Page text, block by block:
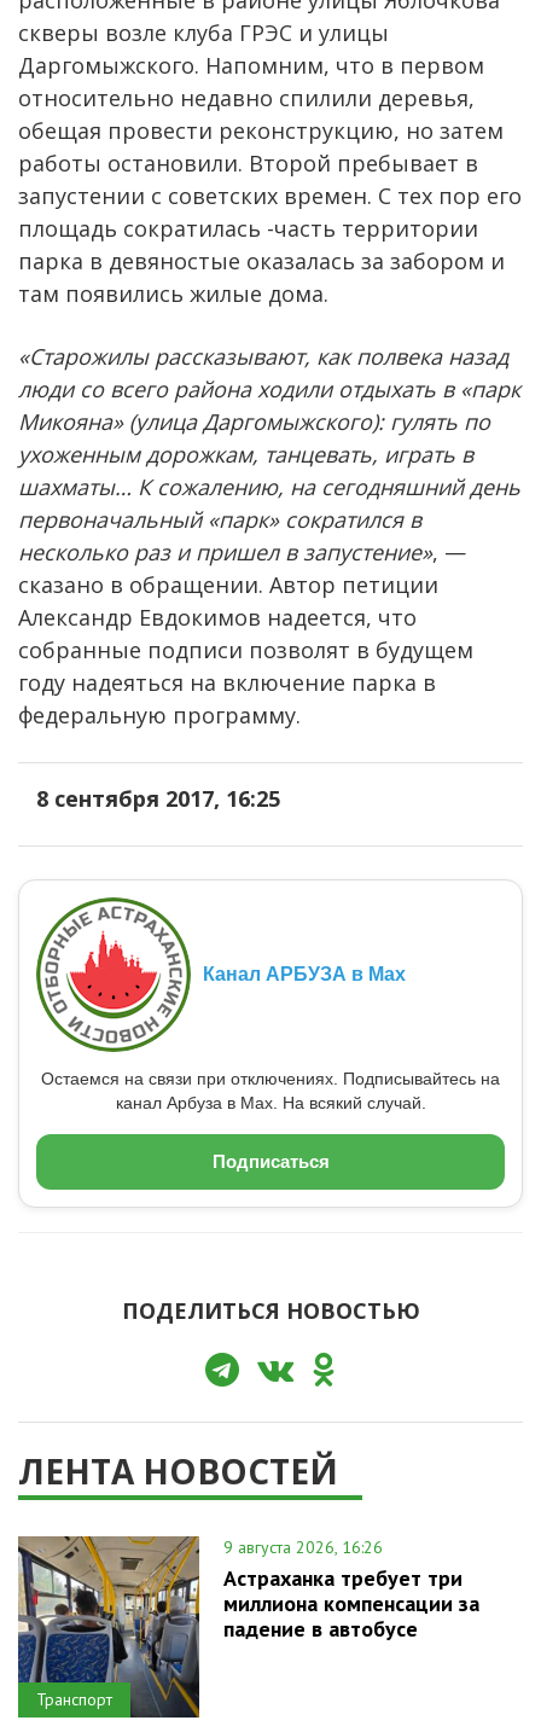
скверы возле клуба ГРЭС и улицы
Даргомыжского. Напомним, что в первом
относительно недавно спилили деревья,
обещая провести реконструкцию, но затем
работы остановили. Второй пребывает в
запустении с советских времен. С тех пор его
площадь сократилась -часть территории
парка в девяностые оказалась за забором и
там появились жилые дома.
«Старожилы рассказывают, как полвека назад
люди со всего района ходили отдыхать в «парк
Микояна» (улица Даргомыжского): гулять по
ухоженным дорожкам, танцевать, играть в
шахматы… К сожалению, на сегодняшний день
первоначальный «парк» сократился в
несколько раз и пришел в запустение», —
сказано в обращении. Автор петиции
Александр Евдокимов надеется, что
собранные подписи позволят в будущем
году надеяться на включение парка в
федеральную программу.
8 сентября 2017, 16:25
Канал АРБУЗА в Max
Остаемся на связи при отключениях. Подписывайтесь на
канал Арбуза в Max. На всякий случай.
Подписаться
ПОДЕЛИТЬСЯ НОВОСТЬЮ
ЛЕНТА НОВОСТЕЙ
Транспорт
9 августа 2026, 16:26
Астраханка требует три
миллиона компенсации за
падение в автобусе